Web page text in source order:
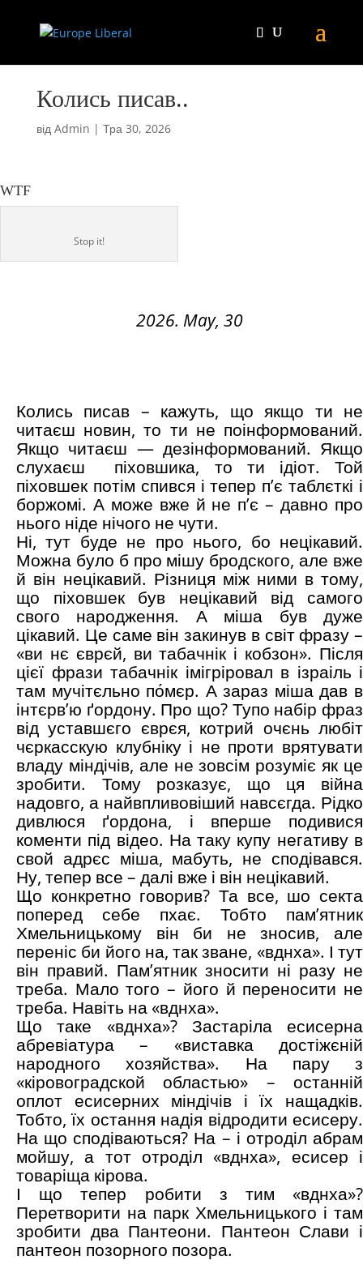
Колись писав..
від Admin | Тра 30, 2026
WTF
Stop it!
2026. May, 30
Колись писав – кажуть, що якщо ти не
читаєш новин, то ти не поінформований.
Якщо читаєш — дезінформований. Якщо
слухаєш піховшика, то ти ідіот. Той
піховшек потім спився і тепер п’є таблєткі і
боржомі. А може вже й не п’є – давно про
нього ніде нічого не чути.
Ні, тут буде не про нього, бо нецікавий.
Можна було б про мішу бродского, але вже
й він нецікавий. Різниця між ними в тому,
що піховшек був нецікавий від самого
свого народження. А міша був дуже
цікавий. Це саме він закинув в світ фразу –
«ви нє єврєй, ви табачнік і кобзон». Після
цієї фрази табачнік імігріровал в ізраіль і
там мучітєльно по́мєр. А зараз міша дав в
інтєрв’ю ґордону. Про що? Тупо набір фраз
від уставшєго єврєя, котрий очєнь любіт
чєркасскую клубніку і не проти врятувати
владу міндічів, але не зовсім розуміє як це
зробити. Тому розказує, що ця війна
надовго, а найвпливовіший навсєгда. Рідко
дивлюся ґордона, і вперше подивися
коменти під відео. На таку купу негативу в
свой адрєс міша, мабуть, не сподівався.
Ну, тепер все – далі вже і він нецікавий.
Що конкретно говорив? Та все, шо секта
поперед себе пхає. Тобто пам’ятник
Хмельницькому він би не зносив, але
переніс би його на, так зване, «вднха». І тут
він правий. Пам’ятник зносити ні разу не
треба. Мало того – його й переносити не
треба. Навіть на «вднха».
Що таке «вднха»? Застаріла есисерна
абревіатура – «виставка достіжєній
народного хозяйства». На пару з
«кіровоградской областью» – останній
оплот есисерних міндічів і їх нащадків.
Тобто, їх остання надія відродити есисеру.
На що сподіваються? На – і отроділ абрам
мойшу, а тот отроділ «вднха», есисер і
товаріща кірова.
І що тепер робити з тим «вднха»?
Перетворити на парк Хмельницького і там
зробити два Пантеони. Пантеон Слави і
пантеон позорного позора.